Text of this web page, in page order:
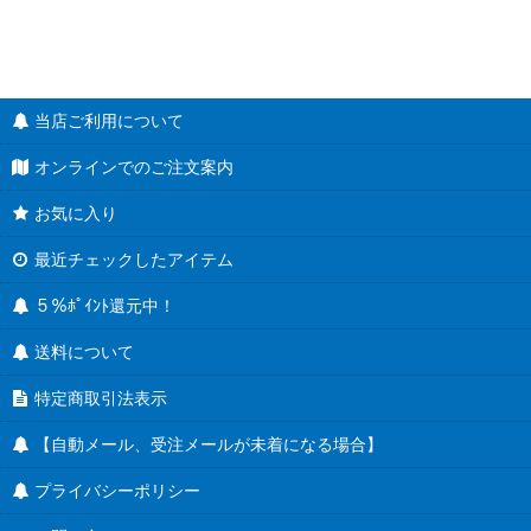
当店ご利用について
オンラインでのご注文案内
お気に入り
最近チェックしたアイテム
５％ﾎﾟｲﾝﾄ還元中！
送料について
特定商取引法表示
【自動メール、受注メールが未着になる場合】
プライバシーポリシー